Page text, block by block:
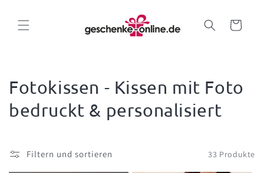
Inhalt
Warenkorb
Fotokissen - Kissen mit Foto
bedruckt & personalisiert
Filtern und sortieren 33 Produkte